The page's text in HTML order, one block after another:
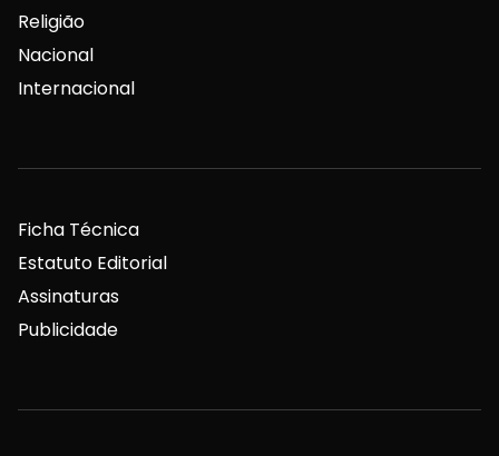
Religião
Nacional
Internacional
Ficha Técnica
Estatuto Editorial
Assinaturas
Publicidade